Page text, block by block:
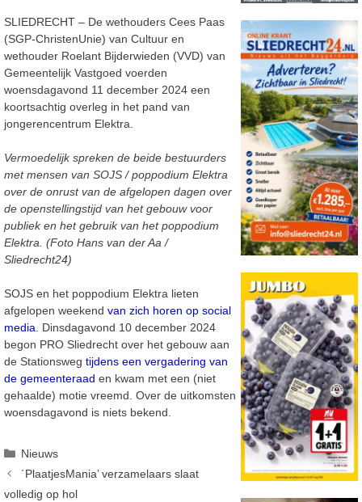
SLIEDRECHT – De wethouders Cees Paas
(SGP-ChristenUnie) van Cultuur en
wethouder Roelant Bijderwieden (VVD) van
Gemeentelijk Vastgoed voerden
woensdagavond 11 december 2024 een
koortsachtig overleg in het pand van
jongerencentrum Elektra.
Vermoedelijk spreken de beide bestuurders
met mensen van SOJS / poppodium Elektra
over de onrust van de afgelopen dagen over
de openstellingstijd van het gebouw voor
publiek en het gebruik van het poppodium
Elektra. (Foto Hans van der Aa /
Sliedrecht24)
SOJS en het poppodium Elektra lieten
afgelopen weekend van zich horen op social
media. Dinsdagavond 10 december 2024
begon PRO Sliedrecht over het gebouw aan
de Stationsweg tijdens een vergadering van
de gemeenteraad en kwam met een (niet
gehaalde) motie vreemd. Over de uitkomsten
woensdagavond is niets bekend.
Categorieën
Nieuws
´PlaatjesMania’ verzamelaars slaat
volledig op hol